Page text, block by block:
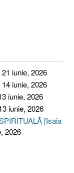
21 iunie, 2026
14 iunie, 2026
iunie, 2026
iunie, 2026
[Isaia
2026